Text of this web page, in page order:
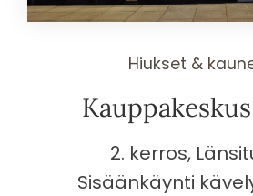
Hiukset &
2. kerros,
Sisäänkäynti